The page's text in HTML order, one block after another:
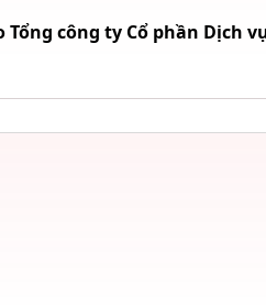
công ty Cổ phần Dịch